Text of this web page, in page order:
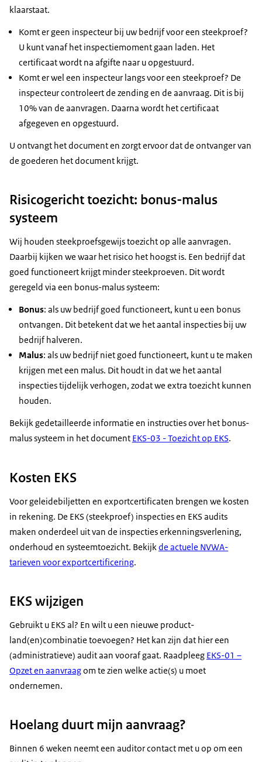
klaarstaat.
Komt er geen inspecteur bij uw bedrijf voor een steekproef?
U kunt vanaf het inspectiemoment gaan laden. Het
certificaat wordt na afgifte naar u opgestuurd.
Komt er wel een inspecteur langs voor een steekproef? De
inspecteur controleert de zending en de aanvraag. Dit is bij
10% van de aanvragen. Daarna wordt het certificaat
afgegeven en opgestuurd.
U ontvangt het document en zorgt ervoor dat de ontvanger van
de goederen het document krijgt.
Risicogericht toezicht: bonus-malus
systeem
Wij houden steekproefsgewijs toezicht op alle aanvragen.
Daarbij kijken we waar het risico het hoogst is. Een bedrijf dat
goed functioneert krijgt minder steekproeven. Dit wordt
geregeld via een bonus-malus systeem:
Bonus: als uw bedrijf goed functioneert, kunt u een bonus
ontvangen. Dit betekent dat we het aantal inspecties bij uw
bedrijf halveren.
Malus: als uw bedrijf niet goed functioneert, kunt u te maken
krijgen met een malus. Dit houdt in dat we het aantal
inspecties tijdelijk verhogen, zodat we extra toezicht kunnen
houden.
Bekijk gedetailleerde informatie en instructies over het bonus-
malus systeem in het document EKS-03 - Toezicht op EKS.
Kosten EKS
Voor geleidebiljetten en exportcertificaten brengen we kosten
in rekening. De EKS (steekproef) inspecties en EKS audits
maken onderdeel uit van de inspecties erkenningsverlening,
onderhoud en systeemtoezicht. Bekijk de actuele NVWA-
tarieven voor exportcertificering.
EKS wijzigen
Gebruikt u EKS al? En wilt u een nieuwe product-
land(en)combinatie toevoegen? Het kan zijn dat hier een
(administratieve) audit aan vooraf gaat. Raadpleeg EKS-01 –
Opzet en aanvraagom te zien welke actie(s) u moet
ondernemen.
Hoelang duurt mijn aanvraag?
Binnen 6 weken neemt een auditor contact met u op om een